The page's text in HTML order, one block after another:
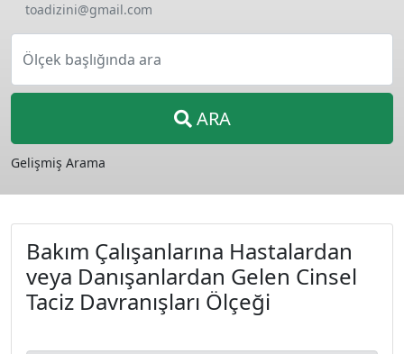
toadizini@gmail.com
Ölçek başlığında ara
ARA
Gelişmiş Arama
Bakım Çalışanlarına Hastalardan
veya Danışanlardan Gelen Cinsel
Taciz Davranışları Ölçeği